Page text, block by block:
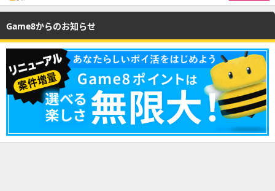
Game8からのお知らせ